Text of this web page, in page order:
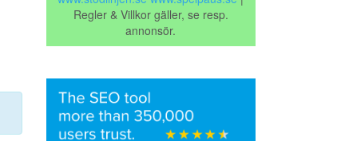
Regler & Villkor gäller, se resp.
annonsör.